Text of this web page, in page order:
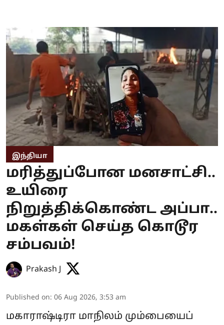
இந்தியா
மரித்துப்போன மனசாட்சி..
உயிரை
நிறுத்திக்கொண்ட அப்பா..
மகள்கள் செய்த கொடூர
சம்பவம்!
Prakash J
Published on: 06 Aug 2026, 3:53 am
மகாராஷ்டிரா மாநிலம் மும்பையைப்